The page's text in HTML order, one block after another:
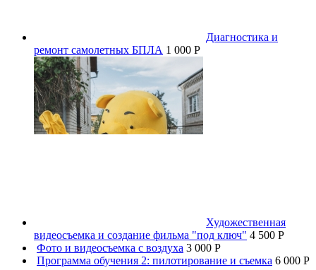
Диагностика и
ремонт самолетных БПЛА 1 000 P
Художественная
видеосъемка и создание фильма "под ключ" 4 500 P
Фото и видеосъемка с воздуха 3 000 P
Программа обучения 2: пилотирование и съемка 6 000 P